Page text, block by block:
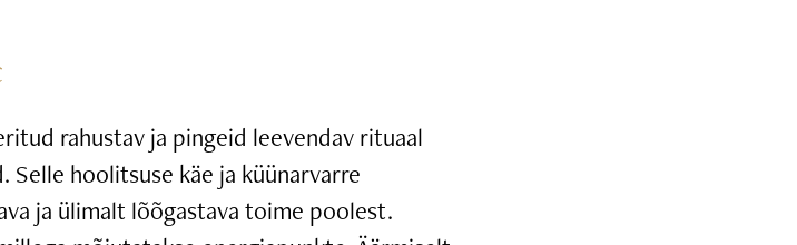
rahustav ja pingeid leevendav rituaal
Selle hoolitsuse käe ja küünarvarre
ja ülimalt lõõgastava toime poolest.